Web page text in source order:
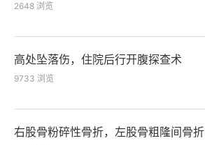
2648 浏览
高处坠落伤，住院后行开腹探查术
9733 浏览
右股骨粉碎性骨折，左股骨粗隆间骨折